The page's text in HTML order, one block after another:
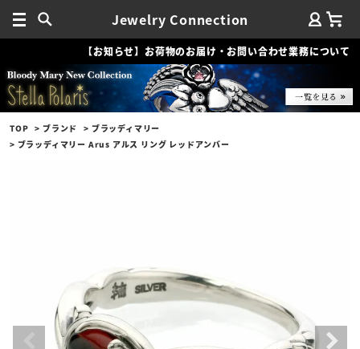
Jewelry Connection
【お知らせ】お荷物のお届け・お問い合わせ業務について
TOP ブランド
ブラッディマリー
ブラッディマリー Arus アルス リング レッドアンバー